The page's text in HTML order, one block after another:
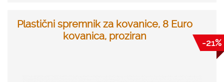
Plastični spremnik za kovanice, 8 Euro
kovanica, proziran
-21%